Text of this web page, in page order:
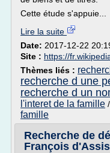
Cette étude s'appuie...
Lire la suite
Date: 2017-12-22
Site : https://
Thèmes liés :
recherche d une
recherche d un
l'interet de la famille /
famille
Recherche de
François